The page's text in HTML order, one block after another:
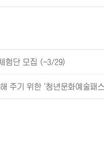
험단 모집 (~3/29)
주기 위한 '청년문화예술패스